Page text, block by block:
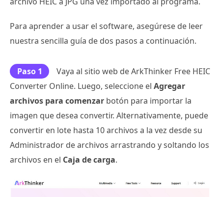
Para aprender a usar el software, asegúrese de leer
nuestra sencilla guía de dos pasos a continuación.
Paso 1
Vaya al sitio web de ArkThinker Free HEIC
Converter Online. Luego, seleccione el Agregar
archivos para comenzar botón para importar la
imagen que desea convertir. Alternativamente, puede
convertir en lote hasta 10 archivos a la vez desde su
Administrador de archivos arrastrando y soltando los
archivos en el Caja de carga.